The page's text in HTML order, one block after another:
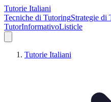
Tutorie Italiani
Tecniche di TutoringStrategie di
TutorInformativoListicle
Tutorie Italiani